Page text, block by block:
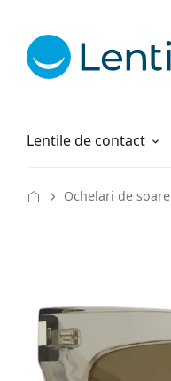
Lentile de contact
Soluții
Cum comandați
Ochelari de soare